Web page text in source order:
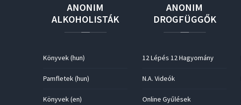
ANONIM
ALKOHOLISTÁK
Könyvek (hun)
Pamfletek (hun)
Könyvek (en)
ANONIM
DROGFÜGGŐK
12 Lépés 12 Hagyomány
N.A. Videók
Online Gyűlések